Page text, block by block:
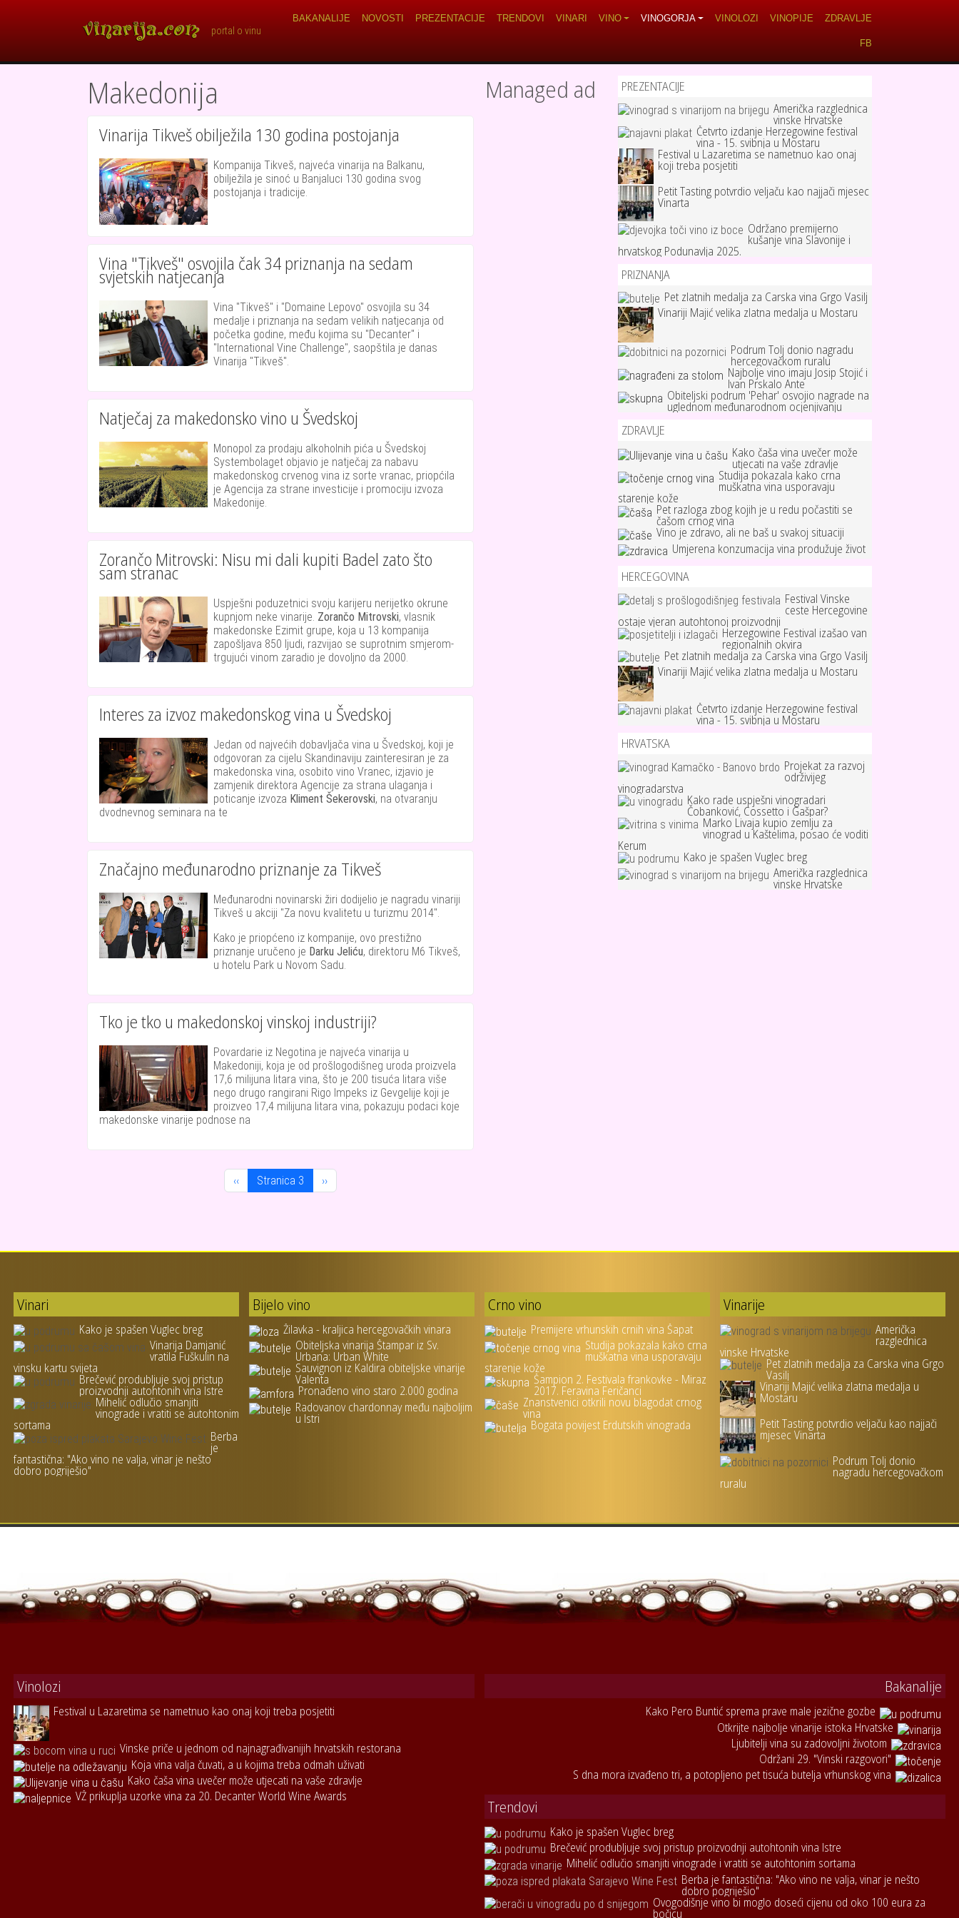
portal o vinu Main navigation
BAKANALIJE NOVOSTI PREZENTACIJE TRENDOVI VINARI VINO VINOGORJA VINOLOZI VINOPIJE ZDRAVLJE
FB
Managed ad
Makedonija
Vinarija Tikveš obilježila 130 godina postojanja
Kompanija Tikveš, najveća vinarija na Balkanu,
obilježila je sinoć u Banjaluci 130 godina svog
postojanja i tradicije.
Vina "Tikveš" osvojila čak 34 priznanja na sedam
svjetskih natjecanja
Vina "Tikveš" i "Domaine Lepovo" osvojila su 34
medalje i priznanja na sedam velikih natjecanja od
početka godine, među kojima su "Decanter" i
"International Vine Challenge", saopštila je danas
Vinarija "Tikveš".
Natječaj za makedonsko vino u Švedskoj
Monopol za prodaju alkoholnih pića u Švedskoj
Systembolaget objavio je natječaj za nabavu
makedonskog crvenog vina iz sorte vranac, priopćila
je Agencija za strane investicije i promociju izvoza
Makedonije.
Zorančo Mitrovski: Nisu mi dali kupiti Badel zato što
sam stranac
Uspješni poduzetnici svoju karijeru nerijetko okrune
kupnjom neke vinarije. Zorančo Mitrovski, vlasnik
makedonske Ezimit grupe, koja u 13 kompanija
zapošljava 850 ljudi, razvijao se suprotnim smjerom-
trgujući vinom zaradio je dovoljno da 2000.
Interes za izvoz makedonskog vina u Švedskoj
Jedan od najvećih dobavljača vina u Švedskoj, koji je
odgovoran za cijelu Skandinaviju zainteresiran je za
makedonska vina, osobito vino Vranec, izjavio je
zamjenik direktora Agencije za strana ulaganja i
poticanje izvoza Kliment Šekerovski, na otvaranju
dvodnevnog seminara na te
Značajno međunarodno priznanje za Tikveš
Međunarodni novinarski žiri dodijelio je nagradu vinariji
Tikveš u akciji "Za novu kvalitetu u turizmu 2014".
Kako je priopćeno iz kompanije, ovo prestižno
priznanje uručeno je Darku Jeliću, direktoru M6 Tikveš,
u hotelu Park u Novom Sadu.
Tko je tko u makedonskoj vinskoj industriji?
Povardarie iz Negotina je najveća vinarija u
Makedoniji, koja je od prošlogodišneg uroda proizvela
17,6 milijuna litara vina, što je 200 tisuća litara više
nego drugo rangirani Rigo Impeks iz Gevgelije koji je
proizveo 17,4 milijuna litara vina, pokazuju podaci koje
makedonske vinarije podnose na
Previous page
‹‹ Stranica 3 Next page
››
PREZENTACIJE
Američka razglednica
vinske Hrvatske
Četvrto izdanje Herzegowine festival
vina - 15. svibnja u Mostaru
Festival u Lazaretima se nametnuo kao onaj
koji treba posjetiti
Petit Tasting potvrdio veljaču kao najjači mjesec
Vinarta
Održano premijerno
kušanje vina Slavonije i
hrvatskog Podunavlja 2025.
PRIZNANJA
Pet zlatnih medalja za Carska vina Grgo Vasilj
Vinariji Majić velika zlatna medalja u Mostaru
Podrum Tolj donio nagradu
hercegovačkom ruralu
Najbolje vino imaju Josip Stojić i
Ivan Prskalo Ante
Obiteljski podrum 'Pehar' osvojio nagrade na
uglednom međunarodnom ocjenjivanju
ZDRAVLJE
Kako čaša vina uvečer može
utjecati na vaše zdravlje
Studija pokazala kako crna
muškatna vina usporavaju
starenje kože
Pet razloga zbog kojih je u redu počastiti se
čašom crnog vina
Vino je zdravo, ali ne baš u svakoj situaciji
Umjerena konzumacija vina produžuje život
HERCEGOVINA
Festival Vinske
ceste Hercegovine
ostaje vjeran autohtonoj proizvodnji
Herzegowine Festival izašao van
regionalnih okvira
Pet zlatnih medalja za Carska vina Grgo Vasilj
Vinariji Majić velika zlatna medalja u Mostaru
Četvrto izdanje Herzegowine festival
vina - 15. svibnja u Mostaru
HRVATSKA
Projekat za razvoj
održivijeg
vinogradarstva
Kako rade uspješni vinogradari
Čobanković, Cossetto i Gašpar?
Marko Livaja kupio zemlju za
vinograd u Kaštelima, posao će voditi
Kerum
Kako je spašen Vuglec breg
Američka razglednica
vinske Hrvatske
Vinari
Kako je spašen Vuglec breg
Vinarija Damjanić
vratila Fuškulin na
vinsku kartu svijeta
Brečević produbljuje svoj pristup
proizvodnji autohtonih vina Istre
Mihelić odlučio smanjiti
vinograde i vratiti se autohtonim
sortama
Berba
je
fantastična: "Ako vino ne valja, vinar je nešto
dobro pogriješio"
Bijelo vino
Žilavka - kraljica hercegovačkih vinara
Obiteljska vinarija Štampar iz Sv.
Urbana: Urban White
Sauvignon iz Kaldira obiteljske vinarije
Valenta
Pronađeno vino staro 2.000 godina
Radovanov chardonnay među najboljim
u Istri
Crno vino
Premijere vrhunskih crnih vina Šapat
Studija pokazala kako crna
muškatna vina usporavaju
starenje kože
Šampion 2. Festivala frankovke - Miraz
2017. Feravina Feričanci
Znanstvenici otkrili novu blagodat crnog
vina
Bogata povijest Erdutskih vinograda
Vinarije
Američka
razglednica
vinske Hrvatske
Pet zlatnih medalja za Carska vina Grgo
Vasilj
Vinariji Majić velika zlatna medalja u
Mostaru
Petit Tasting potvrdio veljaču kao najjači
mjesec Vinarta
Podrum Tolj donio
nagradu hercegovačkom
ruralu
Vinolozi
Festival u Lazaretima se nametnuo kao onaj koji treba posjetiti
Vinske priče u jednom od najnagrađivanijih hrvatskih restorana
Koja vina valja čuvati, a u kojima treba odmah uživati
Kako čaša vina uvečer može utjecati na vaše zdravlje
VŽ prikuplja uzorke vina za 20. Decanter World Wine Awards
Bakanalije
Kako Pero Buntić sprema prave male jezične gozbe
Otkrijte najbolje vinarije istoka Hrvatske
Ljubitelji vina su zadovoljni životom
Održani 29. "Vinski razgovori"
S dna mora izvađeno tri, a potopljeno pet tisuća butelja vrhunskog vina
Trendovi
Kako je spašen Vuglec breg
Brečević produbljuje svoj pristup proizvodnji autohtonih vina Istre
Mihelić odlučio smanjiti vinograde i vratiti se autohtonim sortama
Berba je fantastična: "Ako vino ne valja, vinar je nešto
dobro pogriješio"
Ovogodišnje vino bi moglo doseći cijenu od oko 100 eura za
bočicu